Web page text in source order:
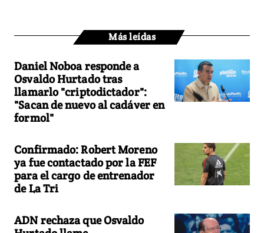
Más leídas
Daniel Noboa responde a
Osvaldo Hurtado tras
llamarlo "criptodictador":
"Sacan de nuevo al cadáver en
formol"
Confirmado: Robert Moreno
ya fue contactado por la FEF
para el cargo de entrenador
de La Tri
ADN rechaza que Osvaldo